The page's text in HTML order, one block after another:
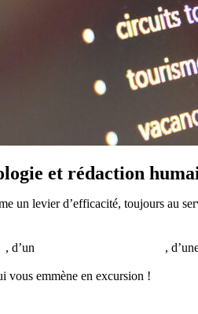
et rédaction
un levier d’efficacité, toujours au
, d’un ,
vous emmène en excursion !